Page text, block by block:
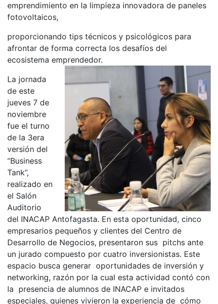
emprendimiento en la limpieza innovadora de paneles
fotovoltaicos,
proporcionando tips técnicos y psicológicos para
afrontar de forma correcta los desafíos del
ecosistema emprendedor.
La jornada
de este
jueves 7 de
noviembre
fue el turno
de la 3era
versión del
“Business
Tank”,
realizado en
el Salón
Auditorio
del INACAP Antofagasta. En esta oportunidad, cinco
empresarios pequeños y clientes del Centro de
Desarrollo de Negocios, presentaron sus pitchs ante
un jurado compuesto por cuatro inversionistas. Este
espacio busca generar oportunidades de inversión y
networking, razón por la cual esta actividad contó con
la presencia de alumnos de INACAP e invitados
especiales, quienes vivieron la experiencia de cómo